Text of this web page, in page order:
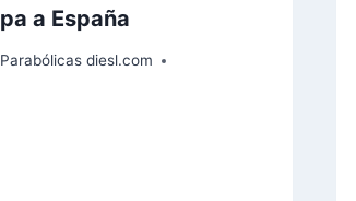
a España
Parabólicas diesl.com